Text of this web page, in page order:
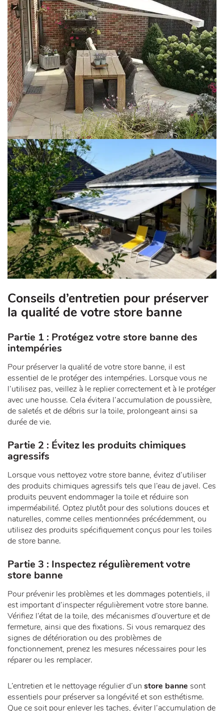
Conseils d’entretien pour préserver
la qualité de votre store banne
Partie 1 : Protégez votre store banne des
intempéries
Pour préserver la qualité de votre store banne, il est
essentiel de le protéger des intempéries. Lorsque vous ne
l’utilisez pas, veillez à le replier correctement et à le protéger
avec une housse. Cela évitera l’accumulation de poussière,
de saletés et de débris sur la toile, prolongeant ainsi sa
durée de vie.
Partie 2 : Évitez les produits chimiques
agressifs
Lorsque vous nettoyez votre store banne, évitez d’utiliser
des produits chimiques agressifs tels que l’eau de javel. Ces
produits peuvent endommager la toile et réduire son
imperméabilité. Optez plutôt pour des solutions douces et
naturelles, comme celles mentionnées précédemment, ou
utilisez des produits spécifiquement conçus pour les toiles
de store banne.
Partie 3 : Inspectez régulièrement votre
store banne
Pour prévenir les problèmes et les dommages potentiels, il
est important d’inspecter régulièrement votre store banne.
Vérifiez l’état de la toile, des mécanismes d’ouverture et de
fermeture, ainsi que des fixations. Si vous remarquez des
signes de détérioration ou des problèmes de
fonctionnement, prenez les mesures nécessaires pour les
réparer ou les remplacer.
L’entretien et le nettoyage régulier d’un store banne sont
essentiels pour préserver sa longévité et son esthétisme.
Que ce soit pour enlever les taches, éviter l’accumulation de